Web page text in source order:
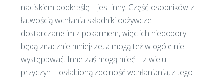
naciskiem podkreślę – jest inny. Część osobników z
łatwością wchłania składniki odżywcze
dostarczane im z pokarmem, więc ich niedobory
będą znacznie mniejsze, a mogą też w ogóle nie
występować. Inne zaś mogą mieć – z wielu
przyczyn – osłabioną zdolność wchłaniania, z tego